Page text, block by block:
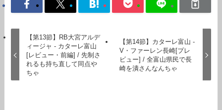
【第13節】RB大宮アルデ
ィージャ - カターレ富山
[レビュー・前編] / 先制さ
れるも持ち直して同点や
ちゃ
【第14節】カターレ富山 -
V・ファーレン長崎[プレ
ビュー] / 全富山県民で長
崎を潰さんなんちゃ